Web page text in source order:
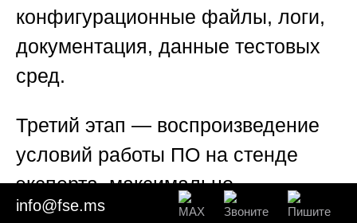
конфигурационные файлы, логи,
документация, данные тестовых
сред.
Третий этап — воспроизведение
условий работы ПО на стенде
эксперта, максимально
приближенном к
info@fse.ms